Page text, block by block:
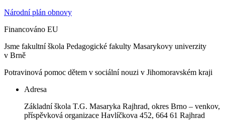
Národní plán obnovy
Financováno EU
Jsme fakultní škola Pedagogické fakulty Masarykovy univerzity
v Brně
Potravinová pomoc dětem v sociální nouzi v Jihomoravském kraji
Adresa
Základní škola T.G. Masaryka Rajhrad, okres Brno – venkov,
příspěvková organizace Havlíčkova 452, 664 61 Rajhrad